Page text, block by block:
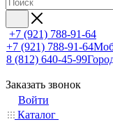
+7 (921) 788-91-64
+7 (921) 788-91-64
8 (812) 640-45-99
Заказать звонок
Войти
Каталог